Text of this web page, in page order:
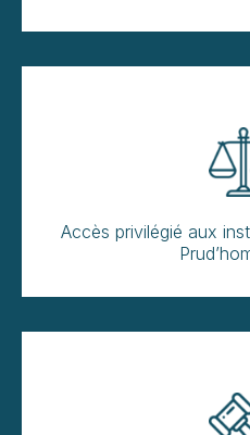
Accès privilégié aux